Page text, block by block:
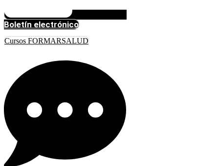
Boletín electrónico
Cursos FORMARSALUD